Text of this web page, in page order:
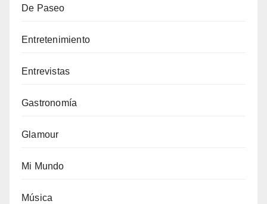
De Paseo
Entretenimiento
Entrevistas
Gastronomía
Glamour
Mi Mundo
Música